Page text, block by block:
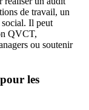
de travail, un
Il peut
QVCT,
ou soutenir
les